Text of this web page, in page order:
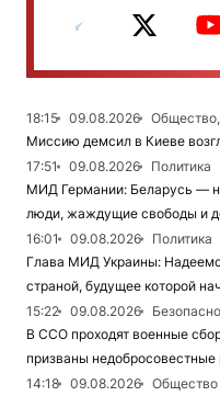
18:15 09.08.2026
Миссию демсил в Киеве
17:51
09.08.2026
Политика
МИД Германии: Беларусь —
люди, жаждущие свободы и
16:01
09.08.2026
Политика
Глава МИД Украины:
страной, будущее которой
15:22
09.08.2026
В ССО проходят военные
призваны недобросовестные
14:18
09.08.2026
Общество